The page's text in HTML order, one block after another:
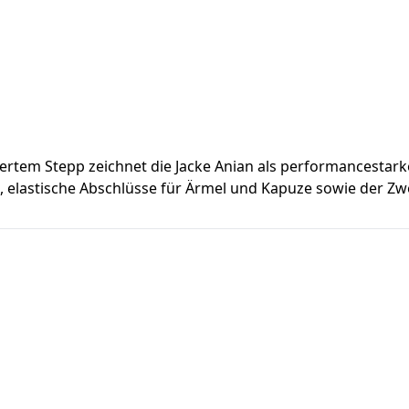
Stepp zeichnet die Jacke Anian als
Abschlüsse für Ärmel und Kapuze sowie der